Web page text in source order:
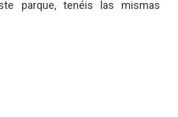
parque, tenéis las mismas